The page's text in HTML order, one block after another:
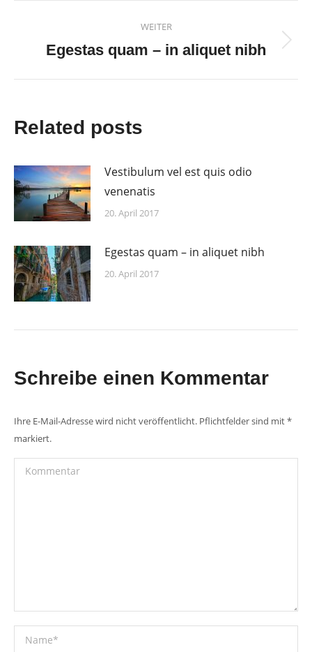
Beitragsnavigation
WEITER
Nächster
Egestas quam – in aliquet nibh
Related posts
Vestibulum vel est quis odio
venenatis
20. April 2017
Egestas quam – in aliquet nibh
20. April 2017
Schreibe einen Kommentar
Ihre E-Mail-Adresse wird nicht veröffentlicht. Pflichtfelder sind mit*
markiert.
Kommentar
Name *